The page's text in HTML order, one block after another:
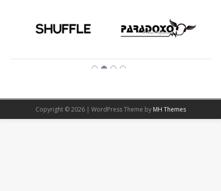
Copyright © 2026 | WordPress Theme by MH Themes